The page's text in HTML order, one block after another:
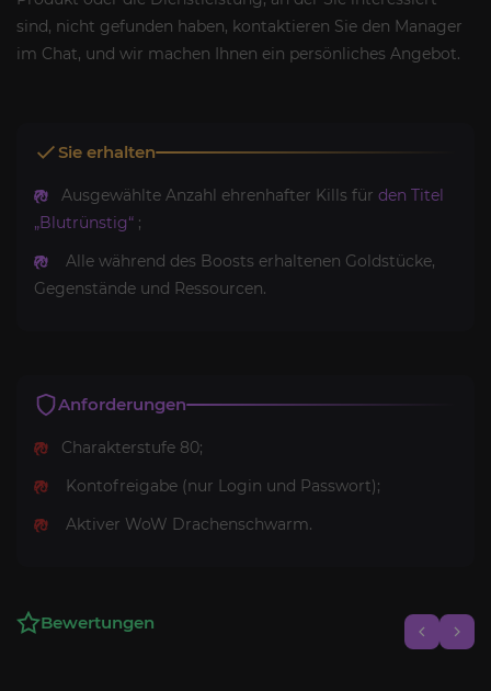
sind, nicht gefunden haben, kontaktieren Sie den Manager
im Chat, und wir machen Ihnen ein persönliches Angebot.
Sie erhalten
Ausgewählte Anzahl ehrenhafter Kills für den Titel
„Blutrünstig“ ;
Alle während des Boosts erhaltenen Goldstücke,
Gegenstände und Ressourcen.
Anforderungen
Charakterstufe 80;
Kontofreigabe (nur Login und Passwort);
Aktiver WoW Drachenschwarm.
Bewertungen